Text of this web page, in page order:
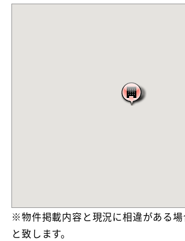
※物件掲載内容と現況に相違がある
と致します。